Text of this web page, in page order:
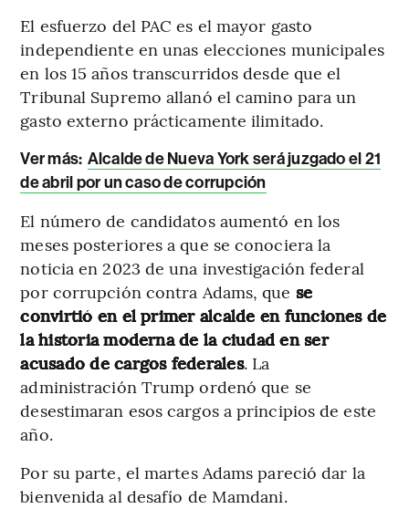
El esfuerzo del PAC es el mayor gasto
independiente en unas elecciones municipales
en los 15 años transcurridos desde que el
Tribunal Supremo allanó el camino para un
gasto externo prácticamente ilimitado.
Ver más: Alcalde de Nueva York será juzgado el 21
de abril por un caso de corrupción
El número de candidatos aumentó en los
meses posteriores a que se conociera la
noticia en 2023 de una investigación federal
por corrupción contra Adams, que se
convirtió en el primer alcalde en funciones de
la historia moderna de la ciudad en ser
acusado de cargos federales. La
administración Trump ordenó que se
desestimaran esos cargos a principios de este
año.
Por su parte, el martes Adams pareció dar la
bienvenida al desafío de Mamdani.